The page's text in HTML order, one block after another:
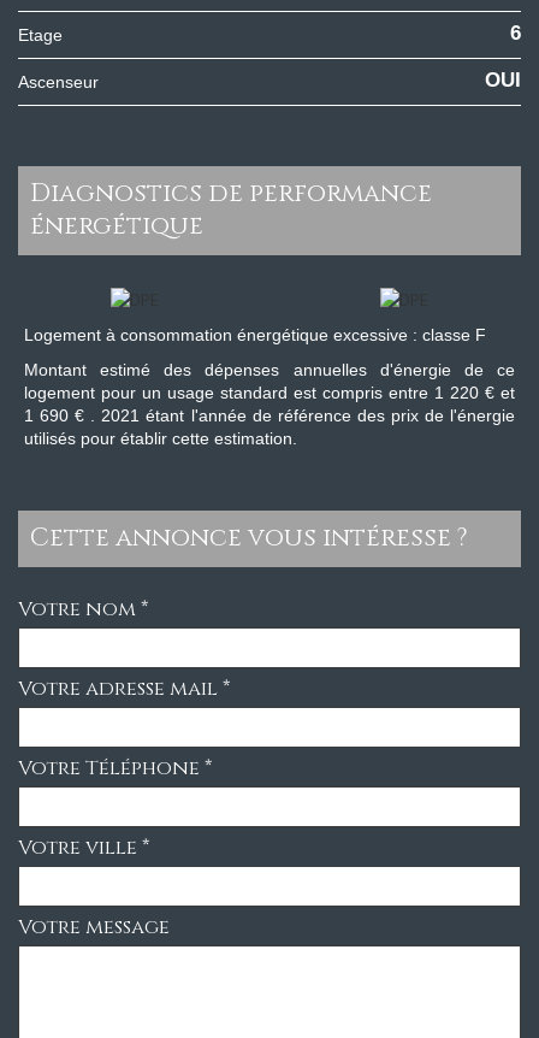
Etage 6
Ascenseur OUI
diagnostics de performance
énergétique
Logement à consommation énergétique excessive : classe F
Montant estimé des dépenses annuelles d'énergie de ce
logement pour un usage standard est compris entre 1 220 € et
1 690 € . 2021 étant l'année de référence des prix de l'énergie
utilisés pour établir cette estimation.
cette annonce vous intéresse ?
Votre nom *
Votre adresse mail *
Votre Téléphone *
Votre ville *
Votre message